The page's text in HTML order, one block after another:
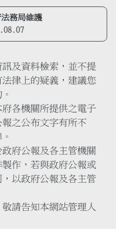
務局維護
及資料檢索，並不提
律上的疑義，建議您
各機關所提供之電子
之公布文字有所不
府公報及各主管機關
作，若與政府公報或
以政府公報及各主管
請告知本網站管理人